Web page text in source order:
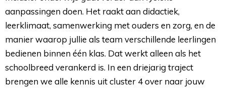
aanpassingen doen. Het raakt aan didactiek,
leerklimaat, samenwerking met ouders en zorg, en de
manier waarop jullie als team verschillende leerlingen
bedienen binnen één klas. Dat werkt alleen als het
schoolbreed verankerd is. In een driejarig traject
brengen we alle kennis uit cluster 4 over naar jouw